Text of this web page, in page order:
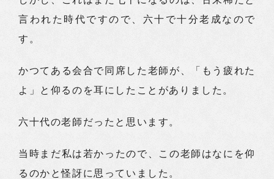
言われた時代ですので、六十で十分老成なので
す。
かつてある会合で同席した老師が、「もう疲れた
よ」と仰るのを耳にしたことがありました。
六十代の老師だったと思います。
当時まだ私は若かったので、この老師はなにを仰
るのかと怪訝に思っていました。